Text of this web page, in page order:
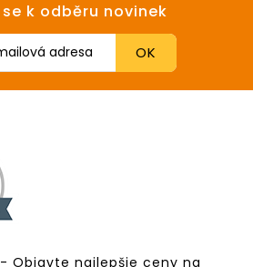
k odběru novinek